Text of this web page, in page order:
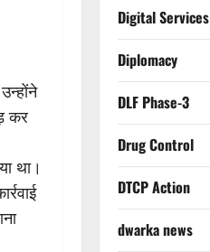
कर
था।
Digital Services
Diplomacy
DLF Phase-3
Drug Control
DTCP Action
dwarka news